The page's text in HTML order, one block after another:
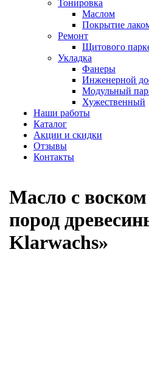
Тонировка
Маслом
Покрытие
Ремонт
Щитового
Укладка
Фанеры
Инженерной
Модульный
Хужественный
Наши работы
Каталог
Акции и скидки
Отзывы
Контакты
Масло с
пород
Klarwachs»